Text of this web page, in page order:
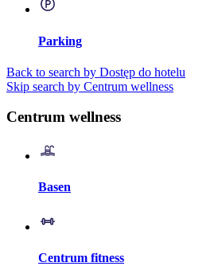
Parking
Back to search by Dostęp do hotelu
Skip search by Centrum wellness
Centrum wellness
Basen
Centrum fitness